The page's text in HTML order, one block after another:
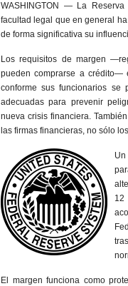
WASHINGTON — La
facultad legal que en general
de forma significativa su
Los requisitos de margen
pueden comprarse a crédito—
conforme sus funcionarios se
adecuadas para prevenir
nueva crisis financiera.
las firmas financieras, no sólo
El margen funciona como